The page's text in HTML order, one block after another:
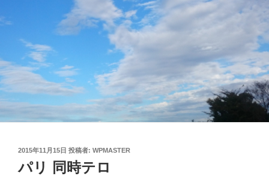
投
日:
2015年11月15日 投稿者: WPMASTER
パリ 同時テロ